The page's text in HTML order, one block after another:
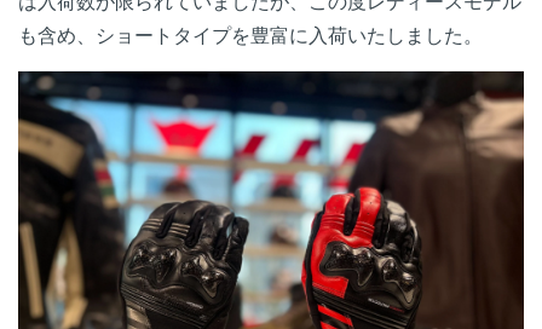
も含め、ショートタイプを豊富に入荷いたしました。